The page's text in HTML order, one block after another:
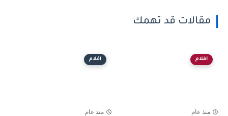
مقالات قد تهمك
افلام
منذ عام
افلام
منذ عام